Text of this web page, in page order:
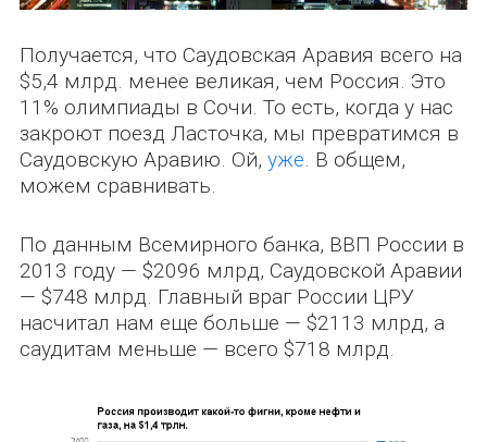
Получается, что Саудовская Аравия всего на
$5,4 млрд. менее великая, чем Россия. Это
11% олимпиады в Сочи. То есть, когда у нас
закроют поезд Ласточка, мы превратимся в
Саудовскую Аравию. Ой, уже . В общем,
можем сравнивать.
По данным Всемирного банка, ВВП России в
2013 году — $2096 млрд, Саудовской Аравии
— $748 млрд. Главный враг России ЦРУ
насчитал нам еще больше — $2113 млрд, а
саудитам меньше — всего $718 млрд.